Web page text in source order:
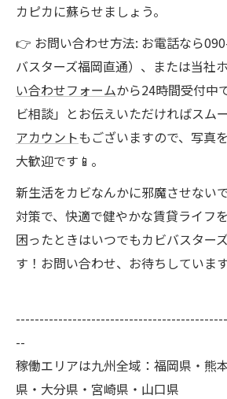
カピカに蘇らせましょう。
👉 お問い合わせ方法: お電話なら
バスターズ福岡直通）、または当社
い合わせフォームから24時間受付中
ビ相談」とお伝えいただければスムー
アカウントもございますので、写真
大歓迎です📱。
新生活をカビなんかに邪魔させない
対策で、快適で健やかな賃貸ライフ
困ったときはいつでもカビバスター
す！お問い合わせ、お待ちしています
--
稼働エリアは九州全域：福岡県・熊
県・大分県・宮崎県・山口県